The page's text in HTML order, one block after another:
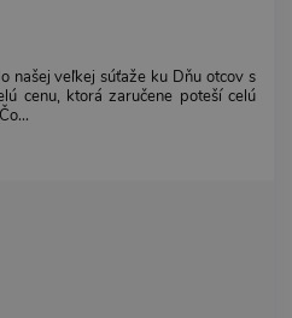
našej veľkej súťaže ku Dňu otcov s
cenu, ktorá zaručene poteší celú